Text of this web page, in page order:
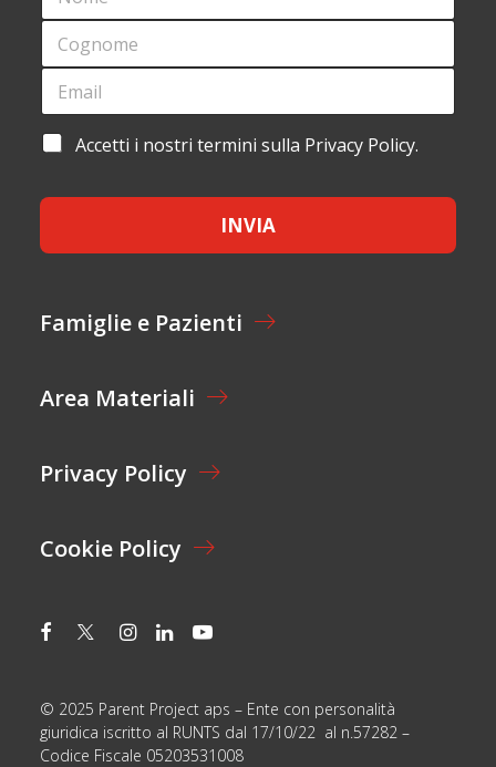
M
*
C
G
O
E
E
A
I
L
*
E
A
I
L
A
E
T
O
*
Accetti i nostri termini sulla Privacy Policy.
INVIA
Famiglie e Pazienti
Area Materiali
Privacy Policy
Cookie Policy
© 2025 Parent Project aps – Ente con personalità
giuridica iscritto al RUNTS dal 17/10/22 al n.57282 –
Codice Fiscale 05203531008